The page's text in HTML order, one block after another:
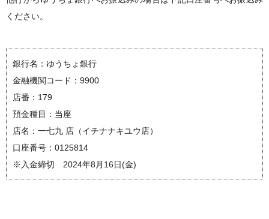
ください。
銀行名：ゆうちょ銀行
金融機関コード：9900
店番：179
預金種目：当座
店名：一七九 店（イチナナキユウ店）
口座番号：0125814
※入金締切 2024年8月16日(金)